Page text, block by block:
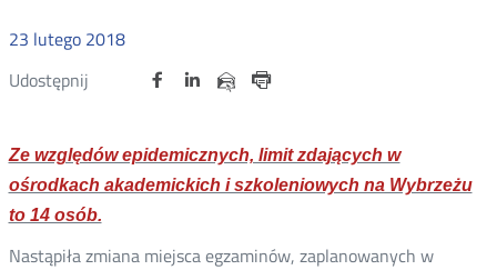
23 lutego 2018
Udostępnij
Udostępnij
Otwórz Udostępnij
na
OtwórzUdostępnij
na
OtwórzUdostępnij
przez
Ze względów epidemicznych, limit zdających w
ośrodkach akademickich i szkoleniowych na Wybrzeżu
to 14 osób.
Nastąpiła zmiana miejsca egzaminów, zaplanowanych w